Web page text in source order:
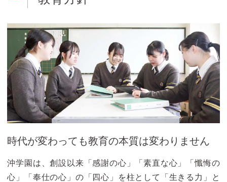
時代が変わっても教育の本質は変わりません
沖学園は、創設以来「感謝の心」「素直な心」「懺悔の
心」「奉仕の心」の「四心」を柱として「生きる力」と